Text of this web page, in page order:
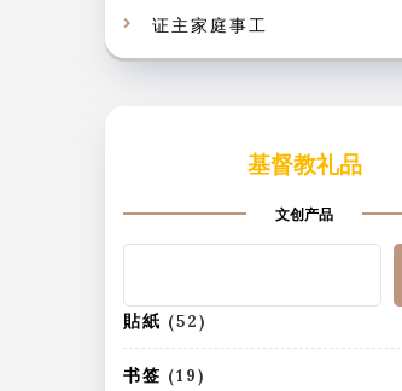
证主家庭事工
基督教礼品
文创产品
貼紙 525
2
个
书签 191